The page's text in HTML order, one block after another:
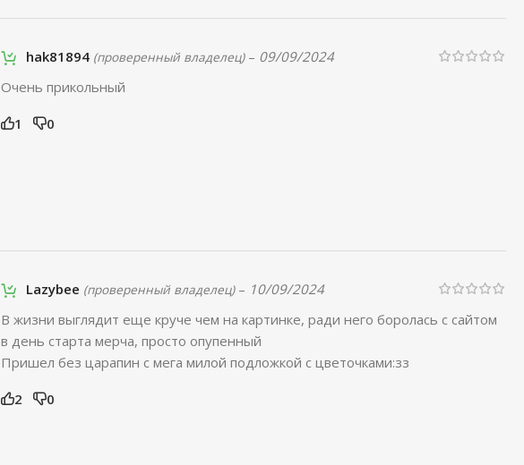
hak81894 (проверенный владелец) – 09/09/2024
Очень прикольный
1 0
Lazybee (проверенный владелец) – 10/09/2024
В жизни выглядит еще круче чем на картинке, ради него боролась с сайтом
в день старта мерча, просто опупенный
Пришел без царапин с мега милой подложкой с цветочками:зз
2 0